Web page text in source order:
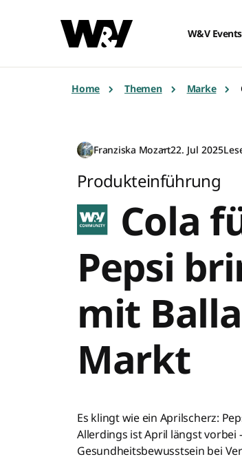
W&V Events
Home Themen Marke
Franziska Mozart22. Jul 2025
Produkteinführung
Cola
Pepsi
mit
Markt
Es klingt wie ein Aprilscherz:
Allerdings ist April längst
Gesundheitsbewusstsein bei